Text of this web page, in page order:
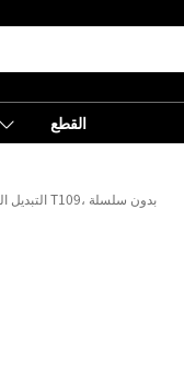
القطع
التبديل الجانبي الهيدروليكي T109، بدون سلسلة